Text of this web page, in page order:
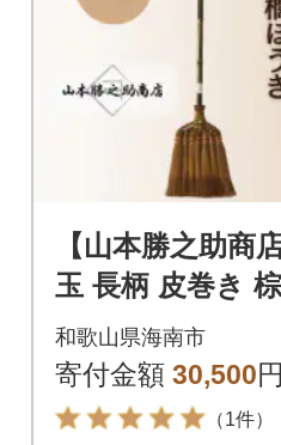
【山本勝之助商
玉 長柄 皮巻き
うき
和歌山県海南市
寄付金額 30,500円
（1件）